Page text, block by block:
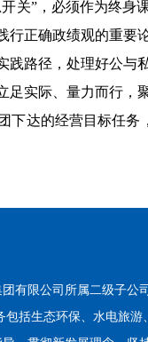
”，必须作为终身
行正确政绩观的重
践路径，处理好公
足实际、量力而行
下达的经营目标任
有限公司所属二级子公
括生态环保、水电旅游